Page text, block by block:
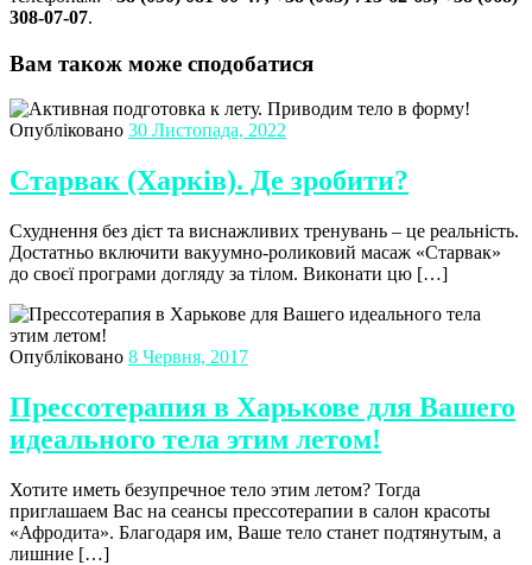
308-07-07.
Вам також може сподобатися
Опубліковано 30 Листопада, 2022
Старвак (Харків). Де зробити?
Схуднення без дієт та виснажливих тренувань – це реальність.
Достатньо включити вакуумно-роликовий масаж «Старвак»
до своєї програми догляду за тілом. Виконати цю […]
Опубліковано 8 Червня, 2017
Прессотерапия в Харькове для Вашего
идеального тела этим летом!
Хотите иметь безупречное тело этим летом? Тогда
приглашаем Вас на сеансы прессотерапии в салон красоты
«Афродита». Благодаря им, Ваше тело станет подтянутым, а
лишние […]